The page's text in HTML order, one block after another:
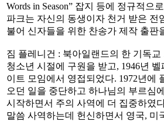
Words in Season” 잡지 등에 정규적으
파크는 자신의 동생이자 천거 받은 전
불어 신자들을 위한 찬송가 제작 출판
짐 플레니건 : 북아일랜드의 한 기독
청소년 시절에 구원을 받고, 1946년 벨
이트 모임에서 영접되었다. 1972년에
오던 일을 중단하고 하나님의 부르심
시작하면서 주의 사역에 더 집중하였
말씀 사역하는데 헌신하면서 영국, 미